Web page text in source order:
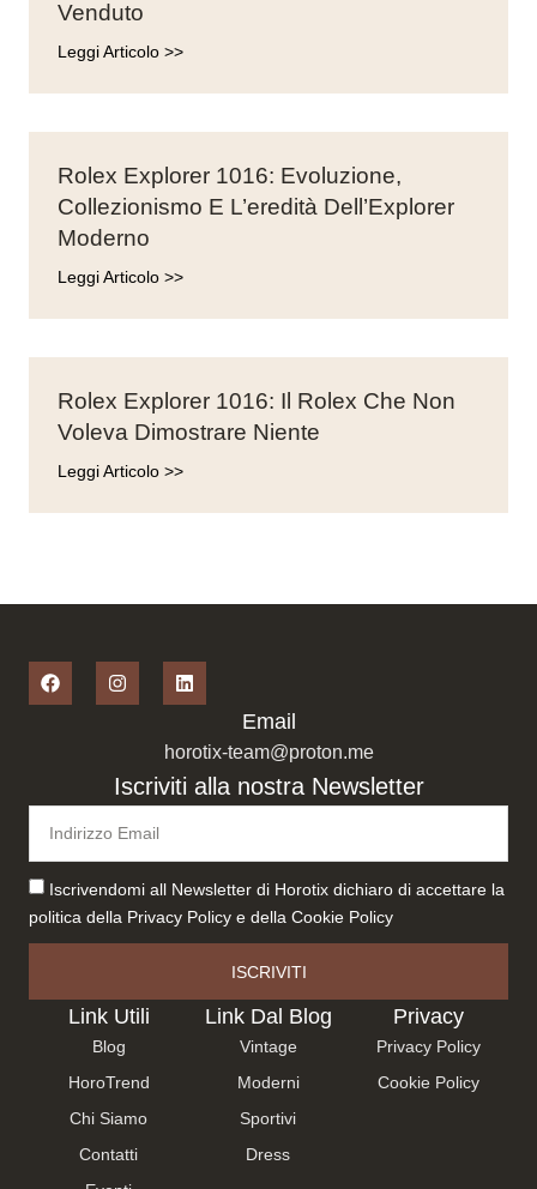
Venduto
Leggi Articolo >>
Rolex Explorer 1016: Evoluzione,
Collezionismo E L’eredità Dell’Explorer
Moderno
Leggi Articolo >>
Rolex Explorer 1016: Il Rolex Che Non
Voleva Dimostrare Niente
Leggi Articolo >>
Link Utili
Blog
HoroTrend
Chi Siamo
Contatti
Link Dal Blog
Vintage
Moderni
Sportivi
Dress
Privacy
Privacy Policy
Cookie Policy
Iscriviti alla nostra Newsletter
Iscrivendomi all Newsletter di Horotix dichiaro di accettare la
politica della Privacy Policy e della Cookie Policy
ISCRIVITI
Email
horotix-team@proton.me